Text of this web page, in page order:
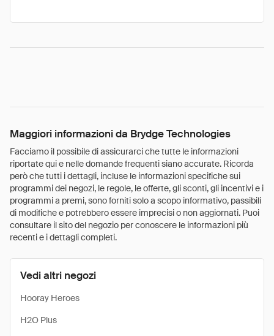
Maggiori informazioni da Brydge Technologies
Facciamo il possibile di assicurarci che tutte le informazioni
riportate qui e nelle domande frequenti siano accurate. Ricorda
però che tutti i dettagli, incluse le informazioni specifiche sui
programmi dei negozi, le regole, le offerte, gli sconti, gli incentivi e i
programmi a premi, sono forniti solo a scopo informativo, passibili
di modifiche e potrebbero essere imprecisi o non aggiornati. Puoi
consultare il sito del negozio per conoscere le informazioni più
recenti e i dettagli completi.
Vedi altri negozi
Hooray Heroes
H2O Plus